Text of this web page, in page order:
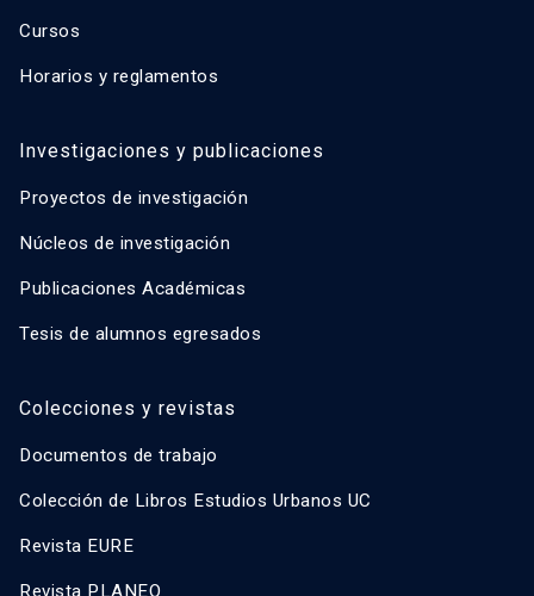
Cursos
Horarios y reglamentos
Investigaciones y publicaciones
Proyectos de investigación
Núcleos de investigación
Publicaciones Académicas
Tesis de alumnos egresados
Colecciones y revistas
Documentos de trabajo
Colección de Libros Estudios Urbanos UC
Revista EURE
Revista PLANEO